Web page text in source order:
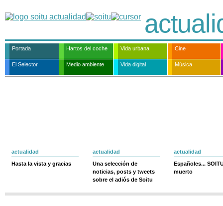
Portada Hartos del coche Vida urbana Cine
El Selector Medio ambiente Vida digital Música
actualidad
Hasta la vista y gracias
actualidad
Una selección de
noticias, posts y tweets
sobre el adiós de Soitu
actualidad
Españoles...
muerto